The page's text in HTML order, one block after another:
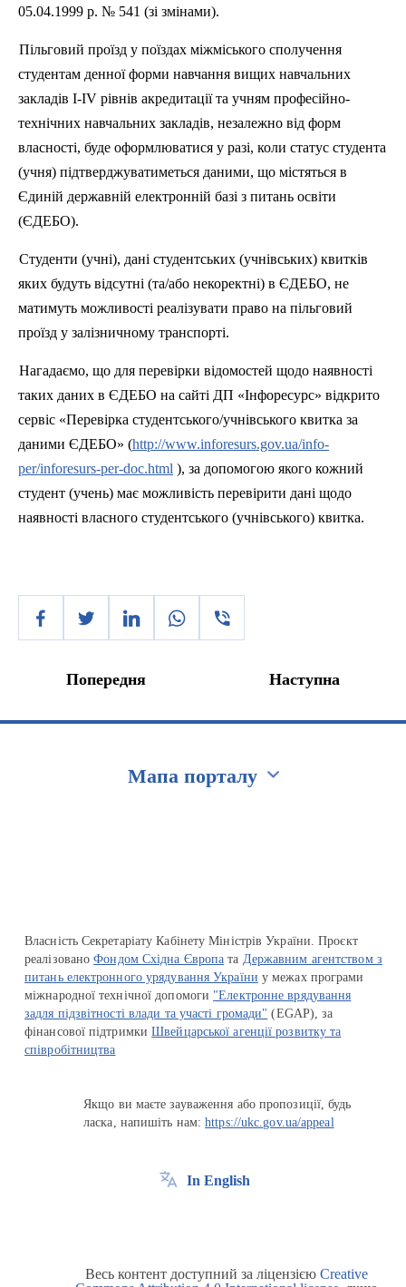
05.04.1999 р. № 541 (зі змінами).
Пільговий проїзд у поїздах міжміського сполучення
студентам денної форми навчання вищих навчальних
закладів I-IV рівнів акредитації та учням професійно-
технічних навчальних закладів, незалежно від форм
власності, буде оформлюватися у разі, коли статус студента
(учня) підтверджуватиметься даними, що містяться в
Єдиній державній електронній базі з питань освіти
(ЄДЕБО).
Студенти (учні), дані студентських (учнівських) квитків
яких будуть відсутні (та/або некоректні) в ЄДЕБО, не
матимуть можливості реалізувати право на пільговий
проїзд у залізничному транспорті.
Нагадаємо, що для перевірки відомостей щодо наявності
таких даних в ЄДЕБО на сайті ДП «Інфоресурс» відкрито
сервіс «Перевірка студентського/учнівського квитка за
даними ЄДЕБО» (http://www.inforesurs.gov.ua/info-
per/inforesurs-per-doc.html ), за допомогою якого кожний
студент (учень) має можливість перевірити дані щодо
наявності власного студентського (учнівського) квитка.
Попередня Наступна
Мапа порталу
Власність Секретаріату Кабінету Міністрів України. Проєкт
реалізованоФондом Східна Європа та Державним агентством з
питань електронного урядування України у межах програми
міжнародної технічної допомоги "Електронне врядування
задля підзвітності влади та участі громади" (EGAP), за
фінансової підтримкиШвейцарської агенції розвитку та
співробітництва
Якщо ви маєте зауваження або пропозиції, будь
ласка, напишіть нам:https://ukc.gov.ua/appeal
In English
Весь контент доступний за ліцензією Creative